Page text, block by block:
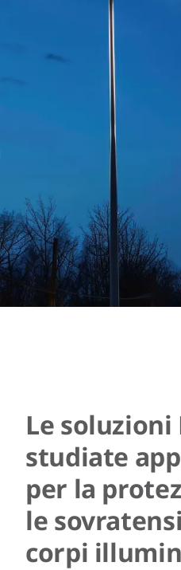
Le soluzioni
studiate
per la
le
corpi